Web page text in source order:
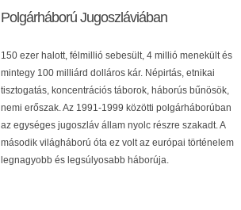
Polgárháború Jugoszláviában
150 ezer halott, félmillió sebesült, 4 millió menekült és
mintegy 100 milliárd dolláros kár. Népirtás, etnikai
tisztogatás, koncentrációs táborok, háborús bűnösök,
nemi erőszak. Az 1991-1999 közötti polgárháborúban
az egységes jugoszláv állam nyolc részre szakadt. A
második világháború óta ez volt az európai történelem
legnagyobb és legsúlyosabb háborúja.